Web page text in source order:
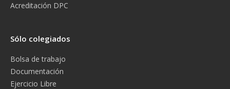
Acreditación DPC
Sólo colegiados
Bolsa de trabajo
Documentación
Ejercicio Libre